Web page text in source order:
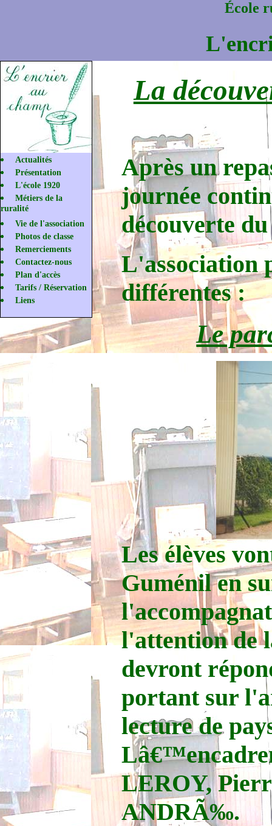
École
Actualités
Présentation
L'école 1920
Métiers de la
ruralité
Vie de l'association
Photos de classe
Remerciements
Contactez-nous
Plan d'accès
Tarifs / Réservation
Liens
La
Après un
journée
découverte
L'association
différentes :
Le
Les élèves
Guménil en
l'attention de
devront
portant sur
lecture de
LEROY,
ANDRÃ‰.